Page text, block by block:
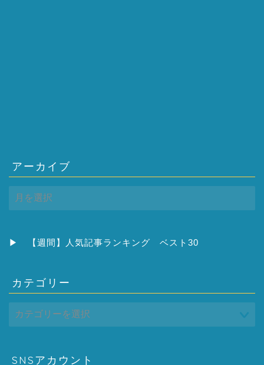
アーカイブ
ア
ー
ブ
▶ 【週間】人気記事ランキング ベスト30
カテゴリー
SNSアカウント